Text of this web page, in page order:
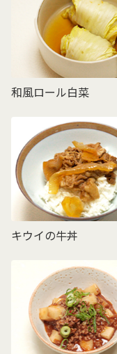
和風ロール白菜
キウイの牛丼